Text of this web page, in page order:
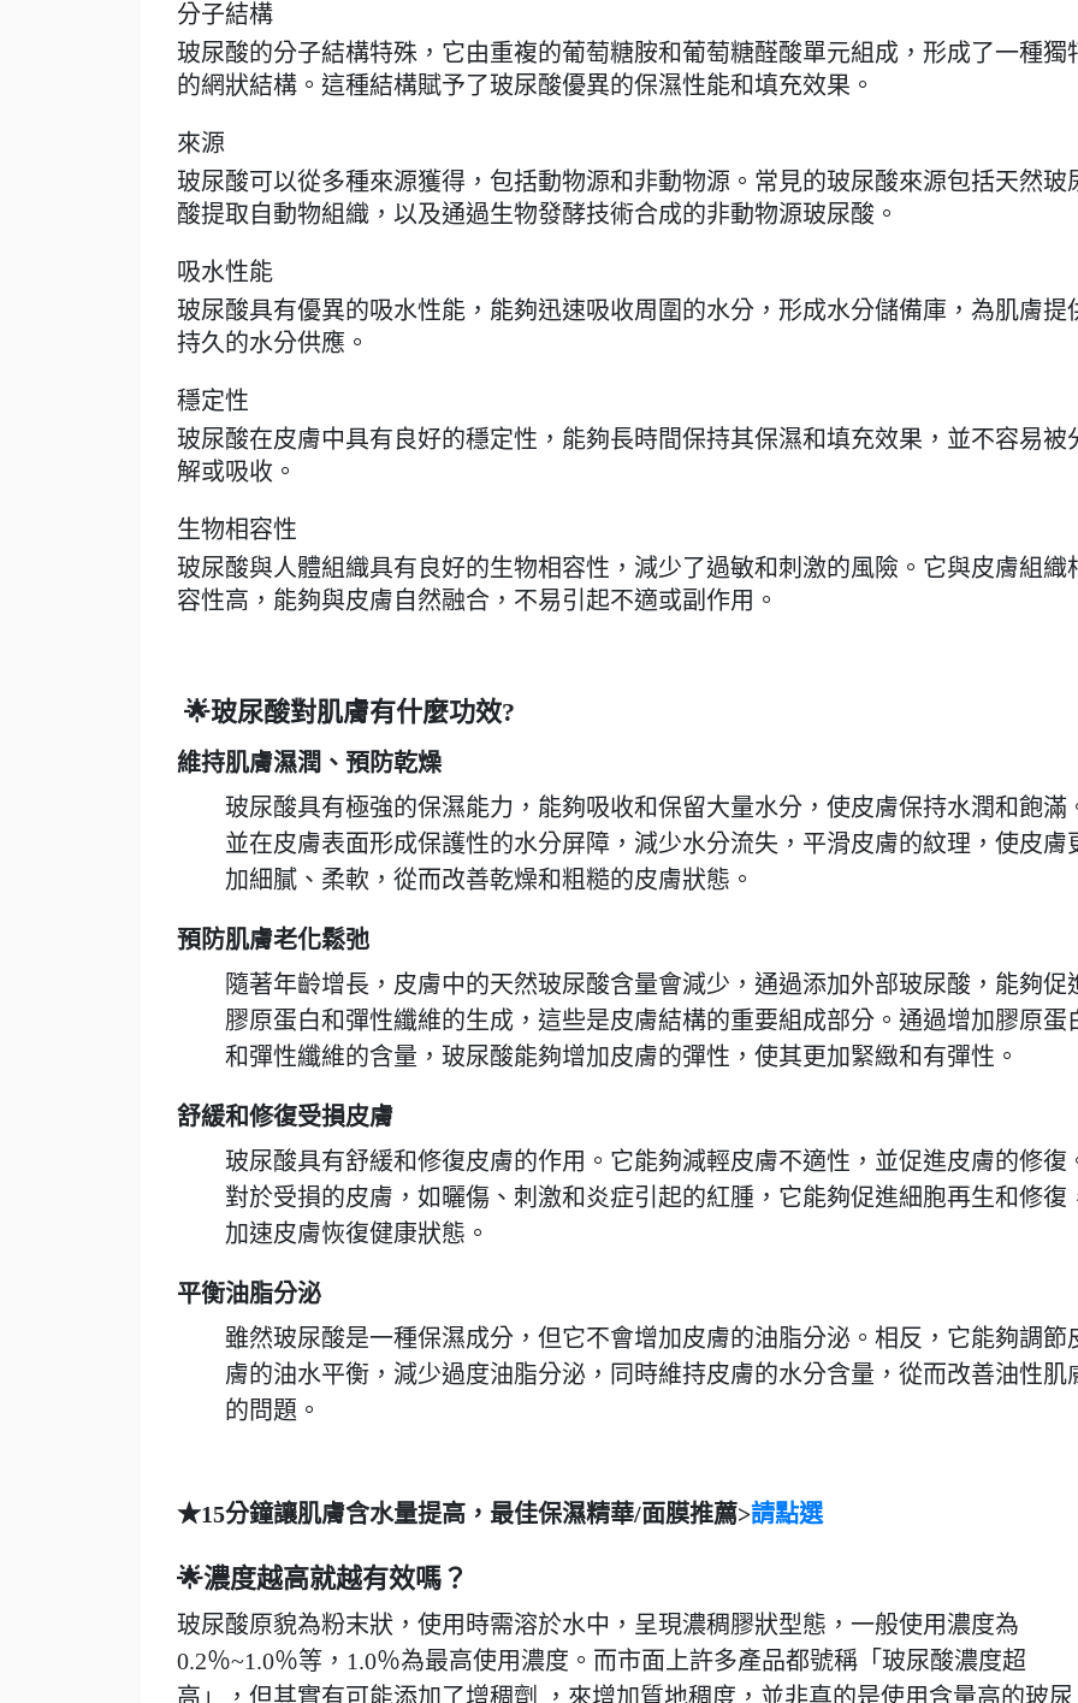
分子結構
玻尿酸的分子結構特殊，它由重複的葡萄糖胺和葡萄糖醛酸單元組成，形成了一種獨
的網狀結構。這種結構賦予了玻尿酸優異的保濕性能和填充效果。
來源
玻尿酸可以從多種來源獲得，包括動物源和非動物源。常見的玻尿酸來源包括天然玻
酸提取自動物組織，以及通過生物發酵技術合成的非動物源玻尿酸。
吸水性能
玻尿酸具有優異的吸水性能，能夠迅速吸收周圍的水分，形成水分儲備庫，為肌膚提
持久的水分供應。
穩定性
玻尿酸在皮膚中具有良好的穩定性，能夠長時間保持其保濕和填充效果，並不容易被
解或吸收。
生物相容性
玻尿酸與人體組織具有良好的生物相容性，減少了過敏和刺激的風險。它與皮膚組織
容性高，能夠與皮膚自然融合，不易引起不適或副作用。
🌟玻尿酸對肌膚有什麼功效?
維持肌膚濕潤、預防乾燥
玻尿酸具有極強的保濕能力，能夠吸收和保留大量水分，使皮膚保持水潤和飽滿
並在皮膚表面形成保護性的水分屏障，減少水分流失，平滑皮膚的紋理，使皮膚
加細膩、柔軟，從而改善乾燥和粗糙的皮膚狀態。
預防肌膚老化鬆弛
隨著年齡增長，皮膚中的天然玻尿酸含量會減少，通過添加外部玻尿酸，能夠促
膠原蛋白和彈性纖維的生成，這些是皮膚結構的重要組成部分。通過增加膠原蛋
和彈性纖維的含量，玻尿酸能夠增加皮膚的彈性，使其更加緊緻和有彈性。
舒緩和修復受損皮膚
玻尿酸具有舒緩和修復皮膚的作用。它能夠減輕皮膚不適性，並促進皮膚的修復
對於受損的皮膚，如曬傷、刺激和炎症引起的紅腫，它能夠促進細胞再生和修復
加速皮膚恢復健康狀態。
平衡油脂分泌
雖然玻尿酸是一種保濕成分，但它不會增加皮膚的油脂分泌。相反，它能夠調節
膚的油水平衡，減少過度油脂分泌，同時維持皮膚的水分含量，從而改善油性肌
的問題。
★15分鐘讓肌膚含水量提高，最佳保濕精華/面膜推薦>請點選
🌟濃度越高就越有效嗎？
玻尿酸原貌為粉末狀，使用時需溶於水中，呈現濃稠膠狀型態，一般使用濃度為
0.2％~1.0％等，1.0％為最高使用濃度。而市面上許多產品都號稱「玻尿酸濃度超
高」，但其實有可能添加了增稠劑 ，來增加質地稠度，並非真的是使用含量高的玻尿